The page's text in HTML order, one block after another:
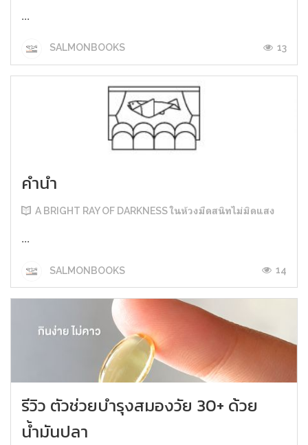
...
SALMONBOOKS 13
คำนำ
A BRIGHT RAY OF DARKNESS ในห้วงมืดสนิทไม่มิดแสง
...
SALMONBOOKS 14
รีวิว ตัวช่วยบำรุงสมองวัย 30+ ด้วย
น้ำมันปลา